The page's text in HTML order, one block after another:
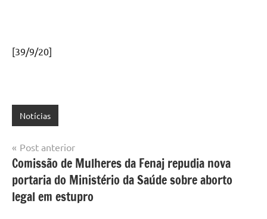
[39/9/20]
Notícias
Navegação
de
Post
Post anterior
Comissão de Mulheres da Fenaj repudia nova
portaria do Ministério da Saúde sobre aborto
legal em estupro